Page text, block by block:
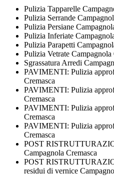
Pulizia Tapparelle
Pulizia Serrande
Pulizia Persiane
Pulizia Inferiate
Pulizia Parapetti
Pulizia Vetrate Campagnola
Sgrassatura Arredi
PAVIMENTI: Pulizia
Cremasca
PAVIMENTI: Pulizia
Cremasca
PAVIMENTI: Pulizia
Cremasca
PAVIMENTI: Pulizia
Cremasca
POST
Campagnola Cremasca
POST
residui di vernice